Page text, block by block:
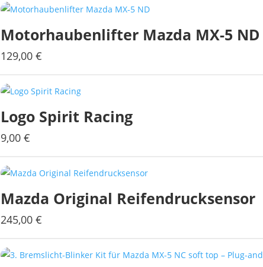
Motorhaubenlifter Mazda MX-5 ND
129,00€
Logo Spirit Racing
9,00€
weist
Varianten
können
Mazda Original Reifendrucksensor
245,00€